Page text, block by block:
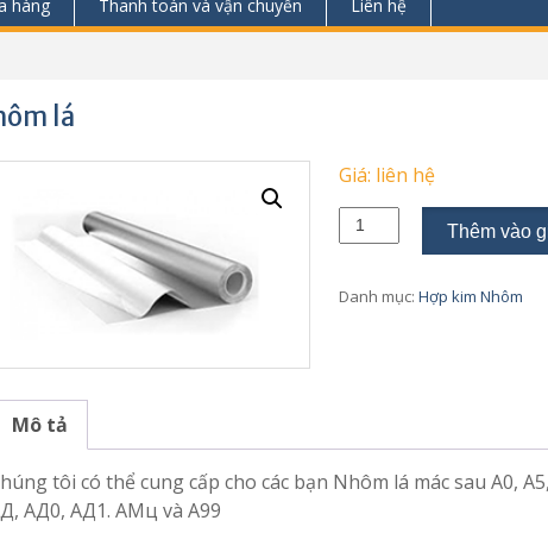
hàng Thanh toán và vận chuyển Liên hệ
lá
Giá: liên hệ
Nhôm
lá
Thêm vào
Danh mục:Hợp kim Nhôm
Mô tả
tôi có thể cung cấp cho các bạn Nhôm lá mác sau А0,
АД0, АД1. АМц và A99